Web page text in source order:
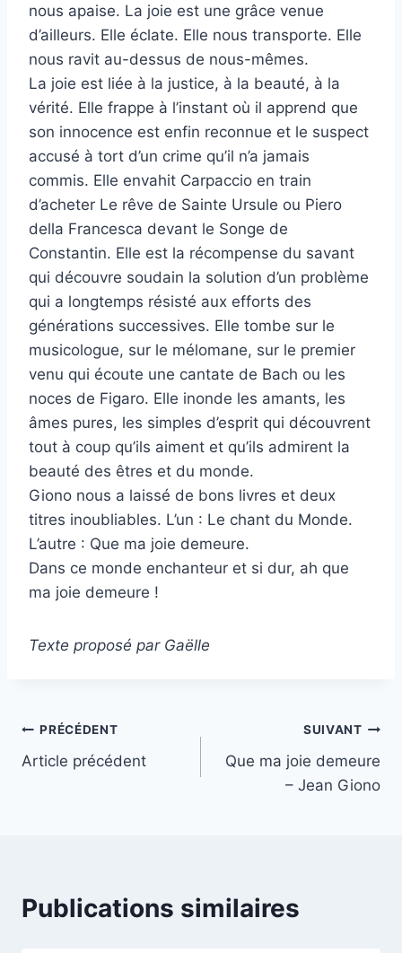
nous apaise. La joie est une grâce venue
d’ailleurs. Elle éclate. Elle nous transporte. Elle
nous ravit au-dessus de nous-mêmes.
La joie est liée à la justice, à la beauté, à la
vérité. Elle frappe à l’instant où il apprend que
son innocence est enfin reconnue et le suspect
accusé à tort d’un crime qu’il n’a jamais
commis. Elle envahit Carpaccio en train
d’acheter Le rêve de Sainte Ursule ou Piero
della Francesca devant le Songe de
Constantin. Elle est la récompense du savant
qui découvre soudain la solution d’un problème
qui a longtemps résisté aux efforts des
générations successives. Elle tombe sur le
musicologue, sur le mélomane, sur le premier
venu qui écoute une cantate de Bach ou les
noces de Figaro. Elle inonde les amants, les
âmes pures, les simples d’esprit qui découvrent
tout à coup qu’ils aiment et qu’ils admirent la
beauté des êtres et du monde.
Giono nous a laissé de bons livres et deux
titres inoubliables. L’un : Le chant du Monde.
L’autre : Que ma joie demeure.
Dans ce monde enchanteur et si dur, ah que
ma joie demeure !
Texte proposé par Gaëlle
Navigation
de
PRÉCÉDENT
Article précédent
SUIVANT
Que ma joie demeure
– Jean Giono
Publications similaires